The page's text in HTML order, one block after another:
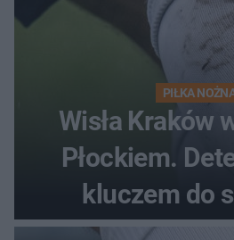
PIŁKA
Wisła Kraków
Płockiem.
kluczem do